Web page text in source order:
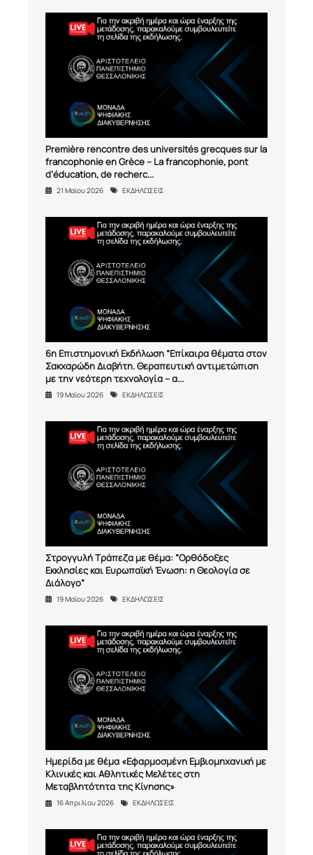
Première rencontre des universités grecques sur la
francophonie en Grèce – La francophonie, pont
d’éducation, de recherc...
21 Μαϊου 2026 ΕΚΔΗΛΩΣΕΙΣ
6η Επιστημονική Εκδήλωση “Επίκαιρα θέματα στον
Σακχαρώδη Διαβήτη. Θεραπευτική αντιμετώπιση
με την νεότερη τεχνολογία – α...
19 Μαϊου 2026 ΕΚΔΗΛΩΣΕΙΣ
Στρογγυλή Τράπεζα με θέμα: ”Ορθόδοξες
Εκκλησίες και Ευρωπαϊκή Ένωση: η Θεολογία σε
Διάλογο”
19 Μαϊου 2026 ΕΚΔΗΛΩΣΕΙΣ
Ημερίδα με θέμα «Εφαρμοσμένη Εμβιομηχανική με
Κλινικές και Αθλητικές Μελέτες στη
Μεταβλητότητα της Κίνησης»
16 Απριλίου 2026 ΕΚΔΗΛΩΣΕΙΣ